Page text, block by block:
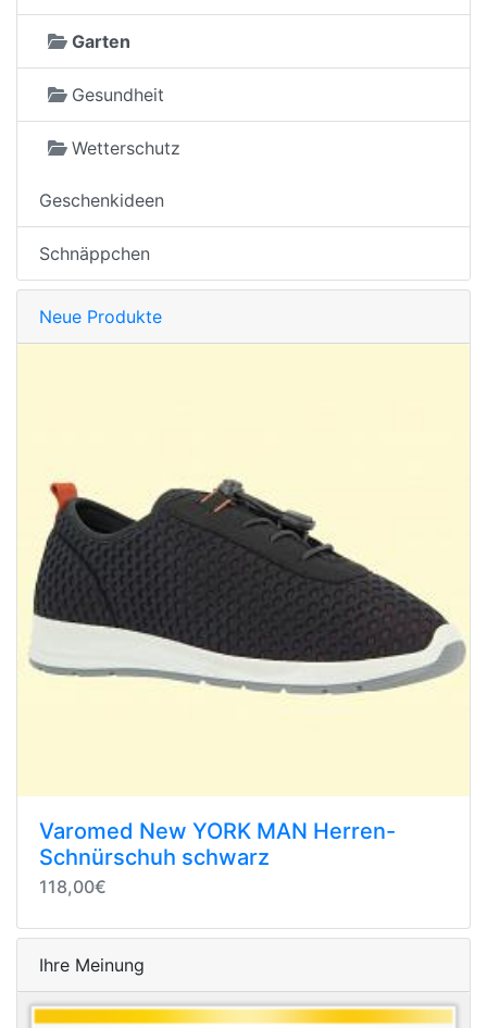
Garten
Gesundheit
Wetterschutz
Geschenkideen
Schnäppchen
Neue Produkte
Varomed New YORK MAN Herren-
Schnürschuh schwarz
118,00€
Ihre Meinung